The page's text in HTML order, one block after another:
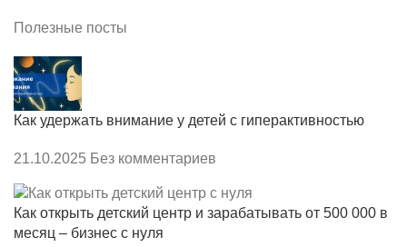
Полезные посты
Как удержать внимание у детей с гиперактивностью
21.10.2025 Без комментариев
Как открыть детский центр и зарабатывать от 500 000 в
месяц – бизнес с нуля